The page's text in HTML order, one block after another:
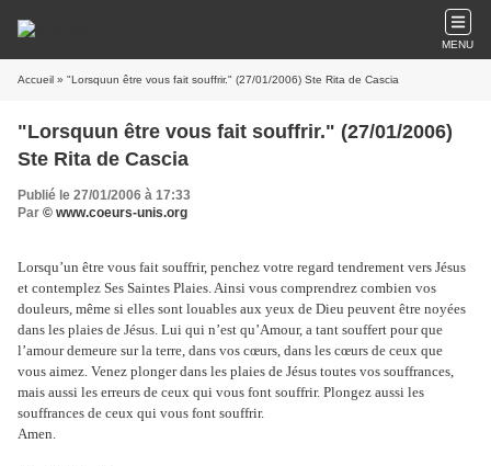
MENU
Accueil » "Lorsquun être vous fait souffrir." (27/01/2006) Ste Rita de Cascia
"Lorsquun être vous fait souffrir." (27/01/2006)
Ste Rita de Cascia
Publié le 27/01/2006 à 17:33
Par © www.coeurs-unis.org
Lorsqu’un être vous fait souffrir, penchez votre regard tendrement vers Jésus
et contemplez Ses Saintes Plaies. Ainsi vous comprendrez combien vos
douleurs, même si elles sont louables aux yeux de Dieu peuvent être noyées
dans les plaies de Jésus. Lui qui n’est qu’Amour, a tant souffert pour que
l’amour demeure sur la terre, dans vos cœurs, dans les cœurs de ceux que
vous aimez. Venez plonger dans les plaies de Jésus toutes vos souffrances,
mais aussi les erreurs de ceux qui vous font souffrir. Plongez aussi les
souffrances de ceux qui vous font souffrir.
Amen.